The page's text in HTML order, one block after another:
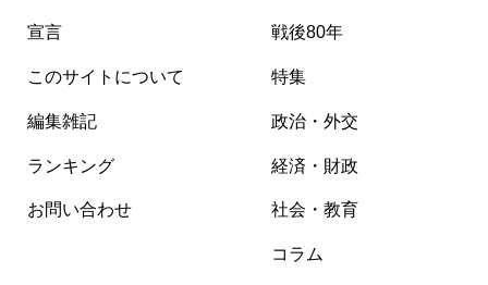
宣言
このサイトについて
編集雑記
ランキング
お問い合わせ
戦後80年
特集
政治・外交
経済・財政
社会・教育
コラム